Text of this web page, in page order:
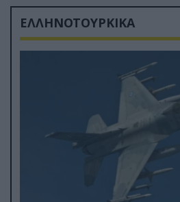
ΕΛΛΗΝΟΤΟΥΡΚΙΚΑ